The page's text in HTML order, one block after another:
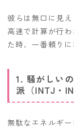
彼らは無口に見
高速で計算が行
た時、一番頼りに
1. 騒がしい
派（INTJ・
無駄なエネルギ